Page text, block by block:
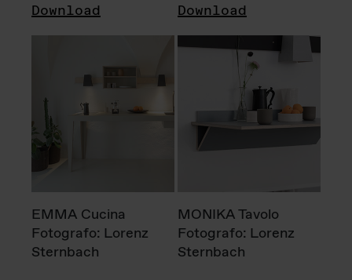
Download Download
EMMA Cucina
Fotografo: Lorenz
Sternbach
MONIKA Tavolo
Fotografo: Lorenz
Sternbach